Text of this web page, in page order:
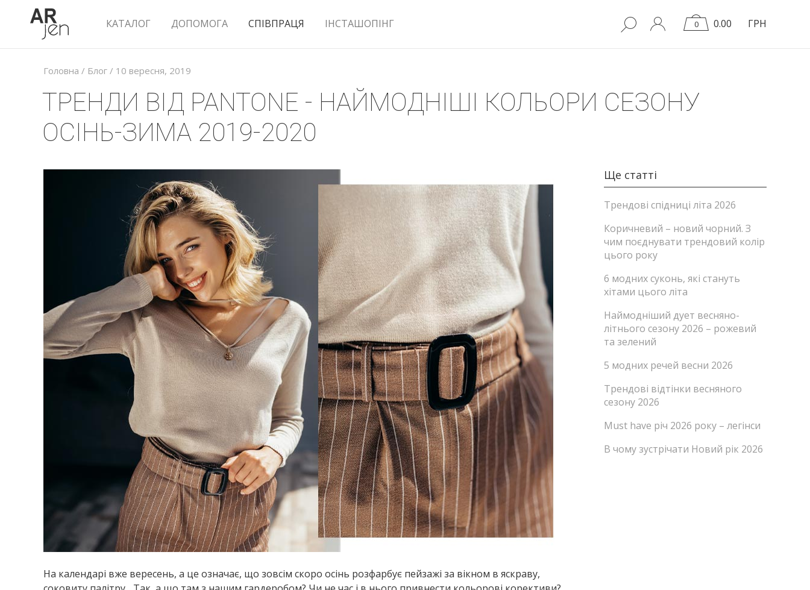
КАТАЛОГ ДОПОМОГА СПІВПРАЦЯ ІНСТАШОПІНГ 0 0.00 ГРН
Головна / Блог / 10 вересня, 2019
ТРЕНДИ ВІД PANTONE - НАЙМОДНІШІ КОЛЬОРИ СЕЗОНУ
ОСІНЬ-ЗИМА 2019-2020
На календарі вже вересень, а це означає, що зовсім скоро осінь розфарбує пейзажі за вікном в яскраву,
Ще статті
Трендові спідниці літа 2026
Коричневий – новий чорний. З
чим поєднувати трендовий колір
цього року
6 модних суконь, які стануть
хітами цього літа
Наймодніший дует весняно-
літнього сезону 2026 – рожевий
та зелений
5 модних речей весни 2026
Трендові відтінки весняного
сезону 2026
Must have річ 2026 року – легінси
В чому зустрічати Новий рік 2026